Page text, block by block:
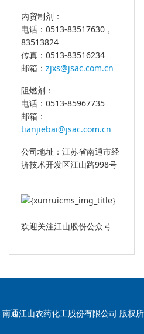
内贸制剂：
电话：0513-83517630，
83513824
传真：0513-83516234
邮箱： zjxs@jsac.com.cn
阻燃剂：
电话：0513-85967735
邮箱：
tianjiebai@jsac.com.cn
公司地址：江苏省南通市经
济技术开发区江山路998号
欢迎关注江山股份公众号
南通江山农药化工股份有限公司 版权